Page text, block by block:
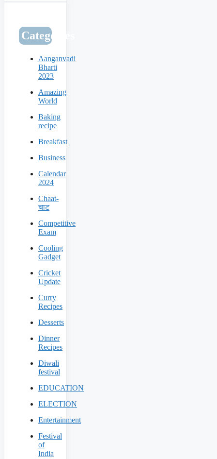
Categories
Aanganvadi
Bharti
2023
Amazing
World
Baking
recipe
Breakfast
Business
Calendar
2024
Chaat-
चाट
Competitive
Exam
Cooling
Gadget
Cricket
Update
Curry
Recipes
Desserts
Dinner
Recipes
Diwali
festival
EDUCATION
ELECTION
Entertainment
Festival
of
India